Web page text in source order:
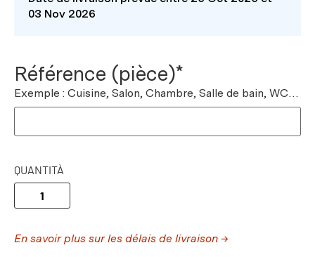
03 Nov 2026
Référence (pièce)*
Exemple : Cuisine, Salon, Chambre, Salle de bain, WC…
QUANTITÀ
En savoir plus sur les délais de livraison →